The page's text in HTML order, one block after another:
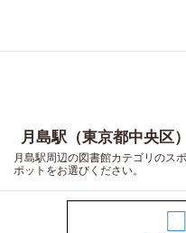
月島駅（東京都中央区
月島駅周辺の図書館カテゴリのス
ポットをお選びください。